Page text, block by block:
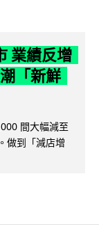
業績反增
「新鮮
間大幅減至
做到「減店增